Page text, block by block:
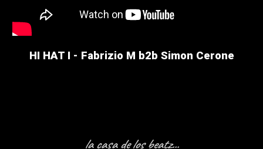
HI HAT I - Fabrizio M b2b Simon Cerone
la casa de los beatz...